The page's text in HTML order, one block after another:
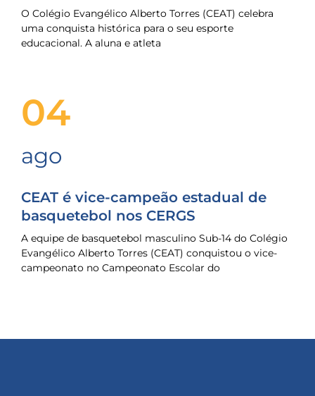
O Colégio Evangélico Alberto Torres (CEAT) celebra
uma conquista histórica para o seu esporte
educacional. A aluna e atleta
04
ago
CEAT é vice-campeão estadual de
basquetebol nos CERGS
A equipe de basquetebol masculino Sub-14 do Colégio
Evangélico Alberto Torres (CEAT) conquistou o vice-
campeonato no Campeonato Escolar do